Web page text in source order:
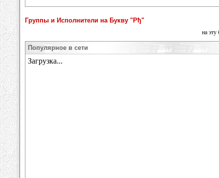
Группы и Исполнители на Букву "Рђ"
на эту
Популярное в сети